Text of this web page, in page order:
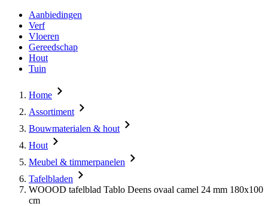
Aanbiedingen
Verf
Vloeren
Gereedschap
Hout
Tuin
Home
Assortiment
Bouwmaterialen & hout
Hout
Meubel & timmerpanelen
Tafelbladen
WOOOD tafelblad Tablo Deens ovaal camel 24 mm 180x100
cm